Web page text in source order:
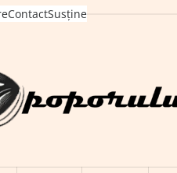
ContactSusține